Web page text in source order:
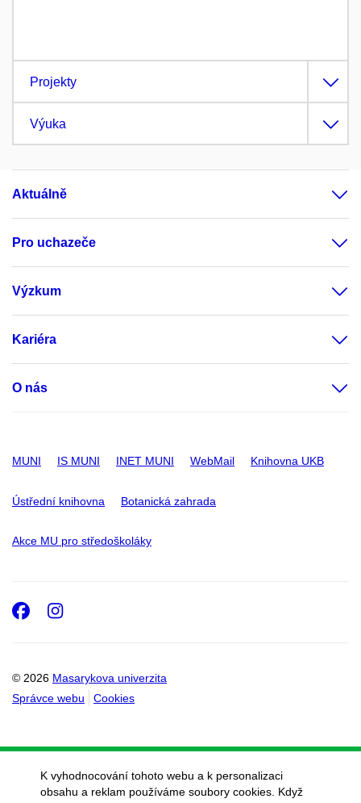
Projekty
Výuka
Aktuálně
Pro uchazeče
Výzkum
Kariéra
O nás
MUNI IS MUNI INET MUNI WebMail Knihovna UKB
Ústřední knihovna Botanická zahrada
Akce MU pro středoškoláky
© 2026 Masarykova univerzita
Správce webu
Cookies
Facebook
Instagram
K vyhodnocování tohoto webu a k personalizaci
obsahu a reklam používáme soubory cookies. Když